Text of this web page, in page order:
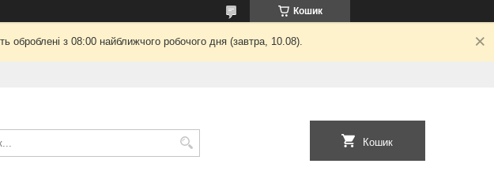
Кошик
оброблені з 08:00 найближчого робочого дня (завтра, 10.08).
Кошик